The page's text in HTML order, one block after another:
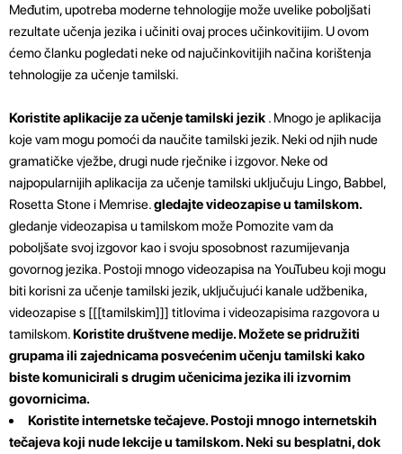
Međutim, upotreba moderne tehnologije može uvelike poboljšati
rezultate učenja jezika i učiniti ovaj proces učinkovitijim. U ovom
ćemo članku pogledati neke od najučinkovitijih načina korištenja
tehnologije za učenje tamilski.
Koristite aplikacije za učenje tamilski jezik . Mnogo je aplikacija
koje vam mogu pomoći da naučite tamilski jezik. Neki od njih nude
gramatičke vježbe, drugi nude rječnike i izgovor. Neke od
najpopularnijih aplikacija za učenje tamilski uključuju Lingo, Babbel,
Rosetta Stone i Memrise.gledajte videozapise u tamilskom.
gledanje videozapisa u tamilskom može Pomozite vam da
poboljšate svoj izgovor kao i svoju sposobnost razumijevanja
govornog jezika. Postoji mnogo videozapisa na YouTubeu koji mogu
biti korisni za učenje tamilski jezik, uključujući kanale udžbenika,
videozapise s [[[tamilskim]]] titlovima i videozapisima razgovora u
tamilskom.Koristite društvene medije. Možete se pridružiti
grupama ili zajednicama posvećenim učenju tamilski kako
biste komunicirali s drugim učenicima jezika ili izvornim
govornicima.
Koristite internetske tečajeve.Postoji mnogo internetskih
tečajeva koji nude lekcije u tamilskom. Neki su besplatni, dok